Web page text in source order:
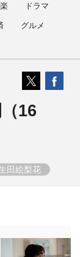
ドラマ
グルメ
16
田絵梨花